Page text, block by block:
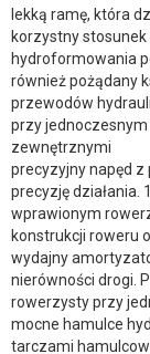
lekką ramę, która
korzystny
hydroformowania
również pożądany
przewodów
przy
zewnętrznymi
precyzyjny napęd z
precyzję działania.
wprawionym
konstrukcji roweru
wydajny
nierówności drogi.
rowerzysty przy
mocne hamulce
tarczami